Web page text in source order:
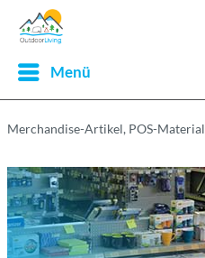
Menü
Merchandise-Artikel, POS-Material